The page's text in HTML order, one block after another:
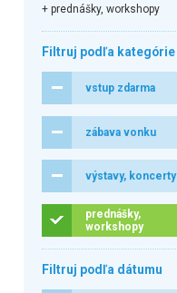
+ prednášky, workshopy
Filtruj podľa kategórie
vstup zdarma
zábava vonku
výstavy, koncerty
prednášky,
workshopy
Filtruj podľa dátumu